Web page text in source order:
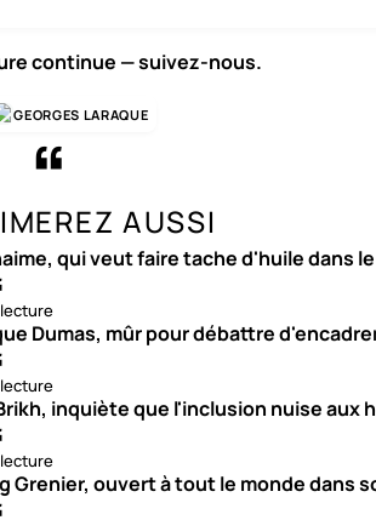
continue — suivez-nous.
GEORGES LARAQUE
AUSSI
qui veut faire tache d'huile dans
Dumas, mûr pour débattre
inquiète que l'inclusion nuise aux
Grenier, ouvert à tout le monde dans